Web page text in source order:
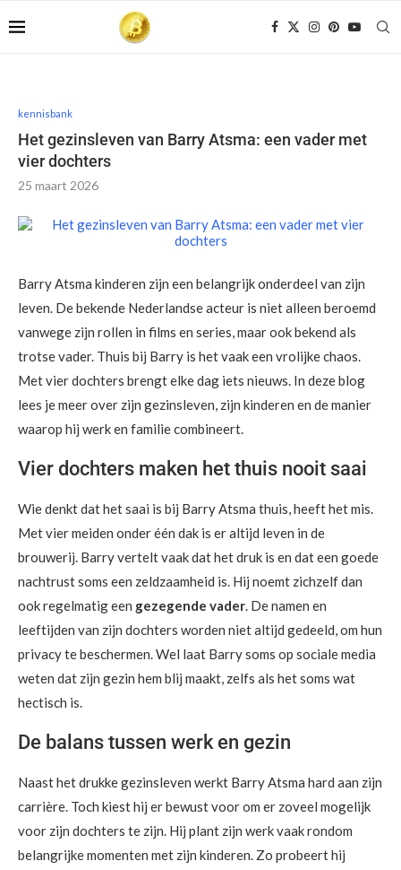
kennisbank
Het gezinsleven van Barry Atsma: een vader met
vier dochters
25 maart 2026
Barry Atsma kinderen zijn een belangrijk onderdeel van zijn
leven. De bekende Nederlandse acteur is niet alleen beroemd
vanwege zijn rollen in films en series, maar ook bekend als
trotse vader. Thuis bij Barry is het vaak een vrolijke chaos.
Met vier dochters brengt elke dag iets nieuws. In deze blog
lees je meer over zijn gezinsleven, zijn kinderen en de manier
waarop hij werk en familie combineert.
Vier dochters maken het thuis nooit saai
Wie denkt dat het saai is bij Barry Atsma thuis, heeft het mis.
Met vier meiden onder één dak is er altijd leven in de
brouwerij. Barry vertelt vaak dat het druk is en dat een goede
nachtrust soms een zeldzaamheid is. Hij noemt zichzelf dan
ook regelmatig een gezegende vader. De namen en
leeftijden van zijn dochters worden niet altijd gedeeld, om hun
privacy te beschermen. Wel laat Barry soms op sociale media
weten dat zijn gezin hem blij maakt, zelfs als het soms wat
hectisch is.
De balans tussen werk en gezin
Naast het drukke gezinsleven werkt Barry Atsma hard aan zijn
carrière. Toch kiest hij er bewust voor om er zoveel mogelijk
voor zijn dochters te zijn. Hij plant zijn werk vaak rondom
belangrijke momenten met zijn kinderen. Zo probeert hij